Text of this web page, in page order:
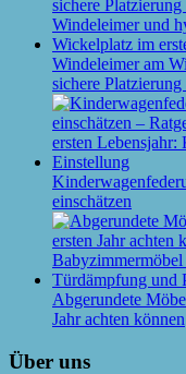
Windeleimer am
sichere
einschätzen
Abgerundete
Jahr achten können
Über uns